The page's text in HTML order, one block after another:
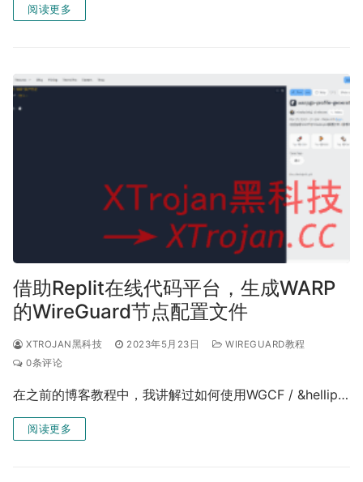
阅读更多
借助Replit在线代码平台，生成WARP
的WireGuard节点配置文件
XTROJAN黑科技 2023年5月23日
WIREGUARD教程
0条评论
在之前的博客教程中，我讲解过如何使用WGCF / &hellip…
阅读更多